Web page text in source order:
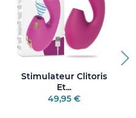
Stimulateur Clitoris
Et...
49,95 €